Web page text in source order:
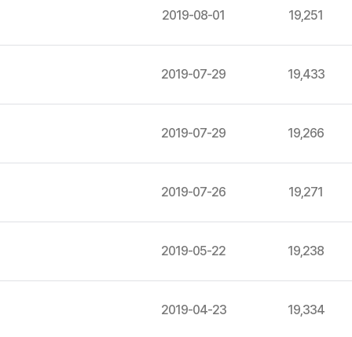
2019-08-01 19,251
2019-07-29 19,433
2019-07-29 19,266
2019-07-26 19,271
2019-05-22 19,238
2019-04-23 19,334